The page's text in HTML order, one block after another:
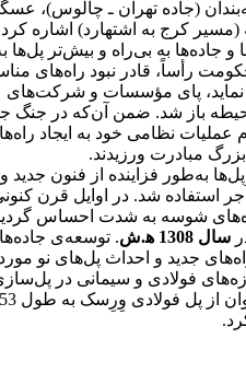
(جاده تهران ـ چالوس)،
کرج به اشتهارد) اشاره
و جاده‌ها به بی‌راه و بیش‌تر پل‌ها
رأساً، قادر نبود راه‌های
نماید، پای مؤسسات و شرکت‌های
باز شد. ضمن آن‌که در جنگ
عملیات نظامی خود به ایجاد
مبادرت ورزیدند.
به‌طور فزاینده از فنون جدید و
استفاده شد. در اوایل قرن
شوسه به شدت احساس
سال 1308 ﻫ.ش
. توسعه‌ی
جدید و احداث پل‌های نو
فولادی و سیمانی در